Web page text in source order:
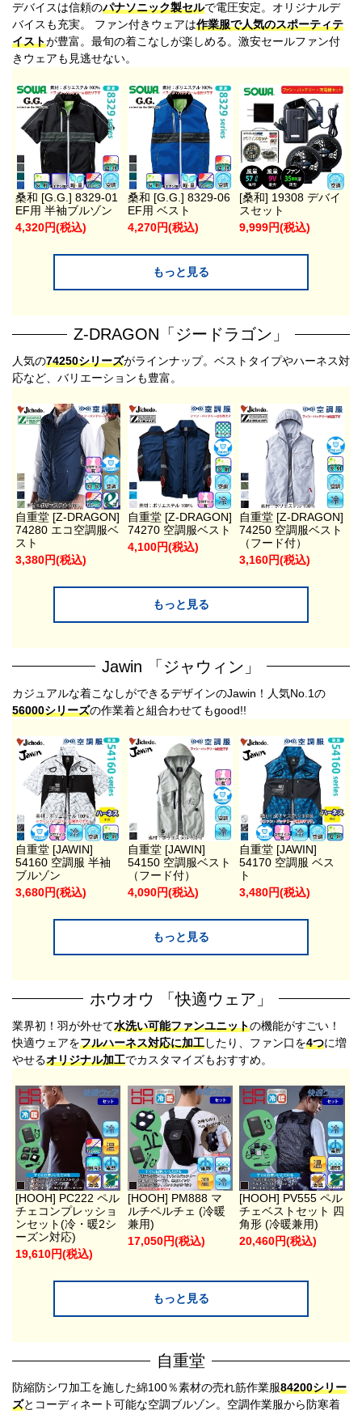
デバイスは信頼のパナソニック製セルで電圧安定。オリジナルデ
バイスも充実。 ファン付きウェアは作業服で人気のスポーティテ
イストが豊富。最旬の着こなしが楽しめる。激安セールファン付
きウェアも見逃せない。
桑和 [G.G.] 8329-01
EF用 半袖ブルゾン
4,320円(税込)
桑和 [G.G.] 8329-06
EF用 ベスト
4,270円(税込)
[桑和] 19308 デバイ
スセット
9,999円(税込)
もっと見る
Z-DRAGON「ジードラゴン」
人気の74250シリーズがラインナップ。ベストタイプやハーネス対
応など、バリエーションも豊富。
自重堂 [Z-DRAGON]
74280 エコ空調服ベ
スト
3,380円(税込)
自重堂 [Z-DRAGON]
74270 空調服ベスト
4,100円(税込)
自重堂 [Z-DRAGON]
74250 空調服ベスト
（フード付）
3,160円(税込)
もっと見る
Jawin 「ジャウィン」
カジュアルな着こなしができるデザインのJawin！人気No.1の
56000シリーズの作業着と組合わせてもgood!!
自重堂 [JAWIN]
54160 空調服 半袖
ブルゾン
3,680円(税込)
自重堂 [JAWIN]
54150 空調服ベスト
（フード付）
4,090円(税込)
自重堂 [JAWIN]
54170 空調服 ベス
ト
3,480円(税込)
もっと見る
ホウオウ 「快適ウェア」
業界初！羽が外せて水洗い可能ファンユニットの機能がすごい！
快適ウェアをフルハーネス対応に加工したり、ファン口を4つに増
やせるオリジナル加工でカスタマイズもおすすめ。
[HOOH] PC222 ペル
チェコンプレッショ
ンセット(冷・暖2シ
ーズン対応)
19,610円(税込)
[HOOH] PM888 マ
ルチペルチェ (冷暖
兼用)
17,050円(税込)
[HOOH] PV555 ペル
チェベストセット 四
角形 (冷暖兼用)
20,460円(税込)
もっと見る
自重堂
防縮防シワ加工を施した綿100％素材の売れ筋作業服84200シリー
ズとコーディネート可能な空調ブルゾン。空調作業服から防寒着